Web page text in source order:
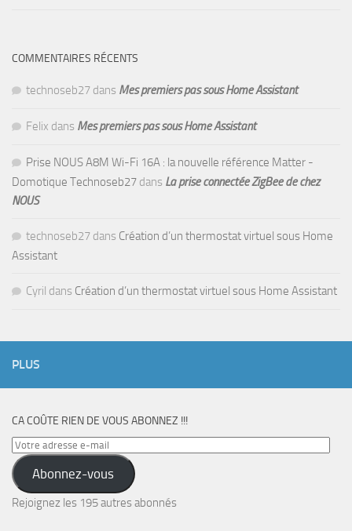
COMMENTAIRES RÉCENTS
technoseb27 dans Mes premiers pas sous Home Assistant
Felix dans Mes premiers pas sous Home Assistant
Prise NOUS A8M Wi-Fi 16A : la nouvelle référence Matter -
Domotique Technoseb27 dans La prise connectée ZigBee de chez
NOUS
technoseb27 dans Création d’un thermostat virtuel sous Home
Assistant
Cyril dans Création d’un thermostat virtuel sous Home Assistant
PLUS
CA COÛTE RIEN DE VOUS ABONNEZ !!!
Votre
adresse
e-
mail
Abonnez-vous
Rejoignez les 195 autres abonnés